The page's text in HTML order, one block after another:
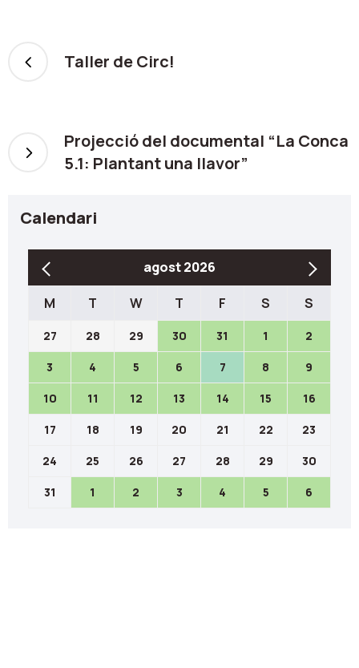
Taller de Circ!
Projecció del documental “La Conca
5.1: Plantant una llavor”
Calendari
agost 2026
M T W T F S S
27 28 29 30 31 1 2
3 4 5 6 7 8 9
10 11 12 13 14 15 16
17 18 19 20 21 22 23
24 25 26 27 28 29 30
31 1 2 3 4 5 6